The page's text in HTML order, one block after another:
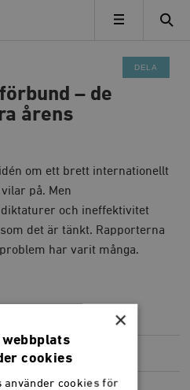
MENY
– de
årens
om ett brett internationellt
på. Men
och ineffektivitet
det är tänkt. Rapporterna
har varit många.
(PDF) 332,8 KB
DELA
×
webbplats
cookies
använder cookies för